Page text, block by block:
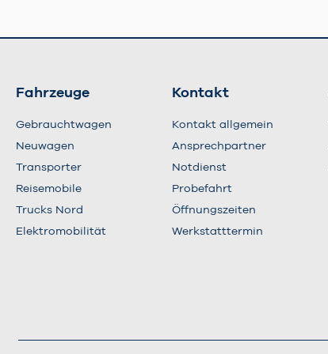
Fahrzeuge
Gebrauchtwagen
Neuwagen
Transporter
Reisemobile
Trucks Nord
Elektromobilität
Kontakt
Kontakt allgemein
Ansprechpartner
Notdienst
Probefahrt
Öffnungszeiten
Werkstatttermin